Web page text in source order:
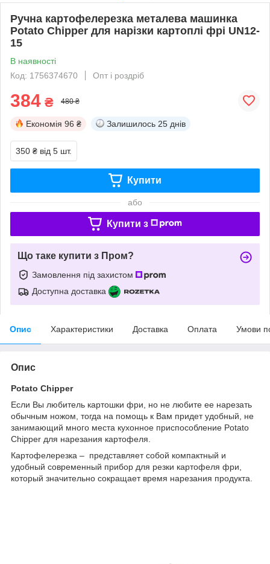
Ручна картофелерезка металева машинка
Potato Chipper для нарізки картоплі фрі UN12-
15
В наявності
Код: 1756374670
Опт і роздріб
384 ₴ 480 ₴
Економія 96 ₴ Залишилось 25 днів
350 ₴ від 5 шт.
Купити
або
Купити з
Що таке купити з Пром?
Замовлення під захистом
Доступна доставка
Опис Характеристики Доставка Оплата Умови
Опис
Potato Chipper
Если Вы любитель картошки фри, но не любите ее нарезать
обычным ножом, тогда на помощь к Вам придет удобный, не
занимающий много места кухонное приспособление Potato
Chipper для нарезания картофеля.
Картофелерезка – представляет собой компактный и
удобный современный прибор для резки картофеля фри,
который значительно сокращает время нарезания продукта.